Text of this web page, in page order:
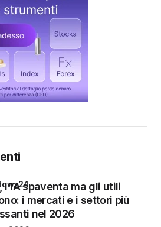
l’IA spaventa ma gli utili
i mercati e i settori più
nel 2026